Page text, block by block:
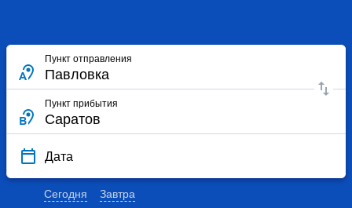
Пункт отправления
Пункт прибытия
Дата
Сегодня Завтра